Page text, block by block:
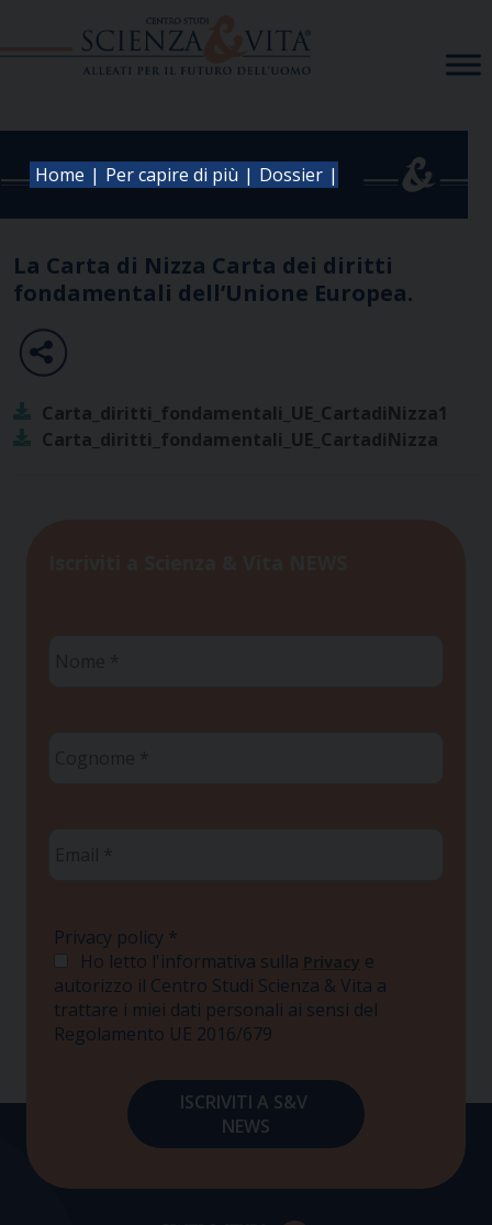
Home | Per capire di più | Dossier |
La Carta di Nizza Carta dei diritti
fondamentali dell’Unione Europea.
Carta_diritti_fondamentali_UE_CartadiNizza1
Carta_diritti_fondamentali_UE_CartadiNizza
Privacy policy *
Ho letto l'informativa sulla Privacy e
autorizzo il Centro Studi Scienza & Vita a
trattare i miei dati personali ai sensi del
Regolamento UE 2016/679